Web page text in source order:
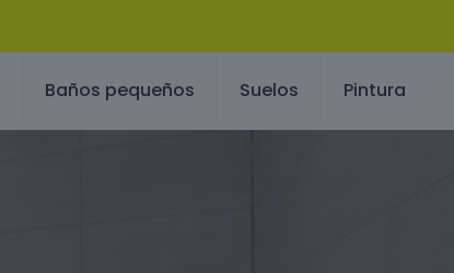
Baños pequeños Suelos Pintura